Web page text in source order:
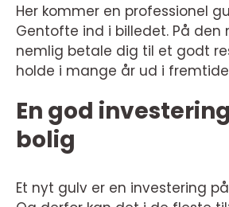
Her kommer en professionel
Gentofte ind i billedet. På den
nemlig betale dig til et godt
holde i mange år ud i
En god
bolig
Et nyt gulv er en investering